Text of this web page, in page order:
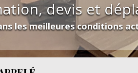
devis et
les meilleures conditions